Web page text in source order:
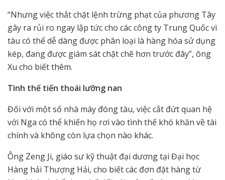
“Nhưng việc thắt chặt lệnh trừng phạt của phương Tây
gây ra rủi ro ngay lập tức cho các công ty Trung Quốc vì
tàu có thể dễ dàng được phân loại là hàng hóa sử dụng
kép, đang được giám sát chặt chẽ hơn trước đây”, ông
Xu cho biết thêm.
Tình thế tiến thoái lưỡng nan
Đối với một số nhà máy đóng tàu, việc cắt đứt quan hệ
với Nga có thể khiến họ rơi vào tình thế khó khăn về tài
chính và không còn lựa chọn nào khác.
Ông Zeng Ji, giáo sư kỹ thuật đại dương tại Đại học
Hàng hải Thượng Hải, cho biết các đơn đặt hàng từ